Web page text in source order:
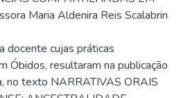
Maria Aldenira Reis Scalabrin
docente cujas práticas
Óbidos, resultaram na publicação
no texto NARRATIVAS ORAIS